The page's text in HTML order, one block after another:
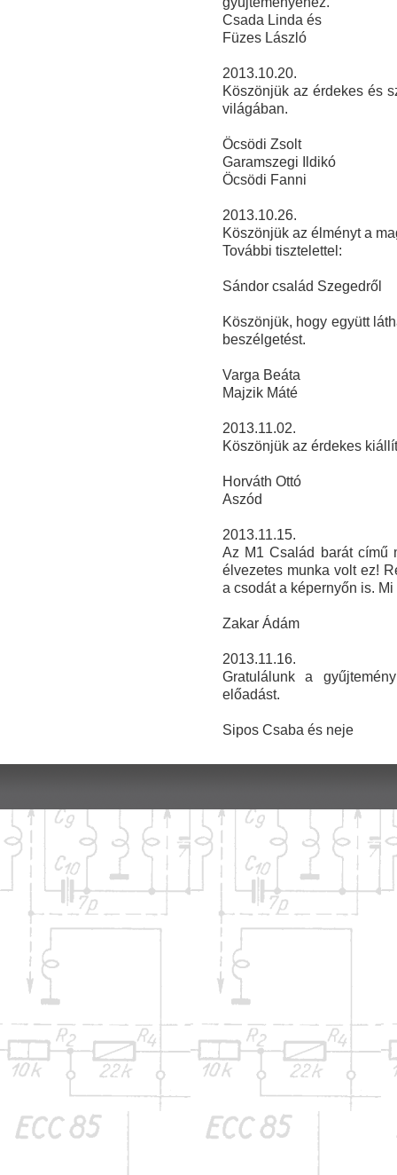
Csada Linda és
Füzes László
2013.10.20.
Köszönjük az érdekes és
világában.
Öcsödi Zsolt
Garamszegi Ildikó
Öcsödi Fanni
2013.10.26.
Köszönjük az élményt a
További tisztelettel:
Sándor család Szegedről
Köszönjük, hogy együtt
beszélgetést.
Varga Beáta
Majzik Máté
2013.11.02.
Köszönjük az érdekes
Horváth Ottó
Aszód
2013.11.15.
Az M1 Család barát című
élvezetes munka volt ez!
a csodát a képernyőn is.
Zakar Ádám
2013.11.16.
Gratulálunk a
előadást.
Sipos Csaba és neje